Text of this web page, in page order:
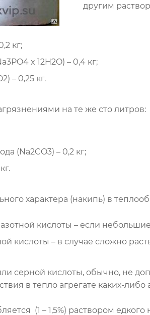
другим
кг;
x 12H2O) – 0,4 кг;
– 0,25 кг.
на те же сто литров:
(Na2CO3) – 0,2 кг;
характера (накипь) в
кислоты – если
кислоты – в случае сложно
серной кислоты, обычно, не
в тепло агрегате каких-
(1 – 1,5%) раствором